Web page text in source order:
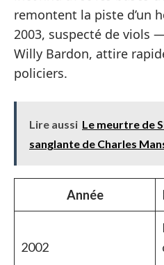
remontent la piste d’un
2003, suspecté de viols
Willy Bardon, attire
policiers.
Lire aussi Le meurtre de
sanglante de Charles
Année
2002